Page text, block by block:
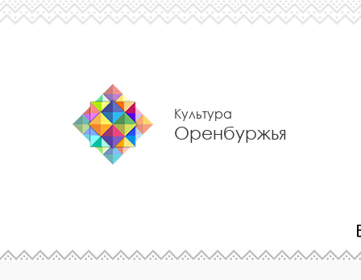
Культура
Оренбуржья